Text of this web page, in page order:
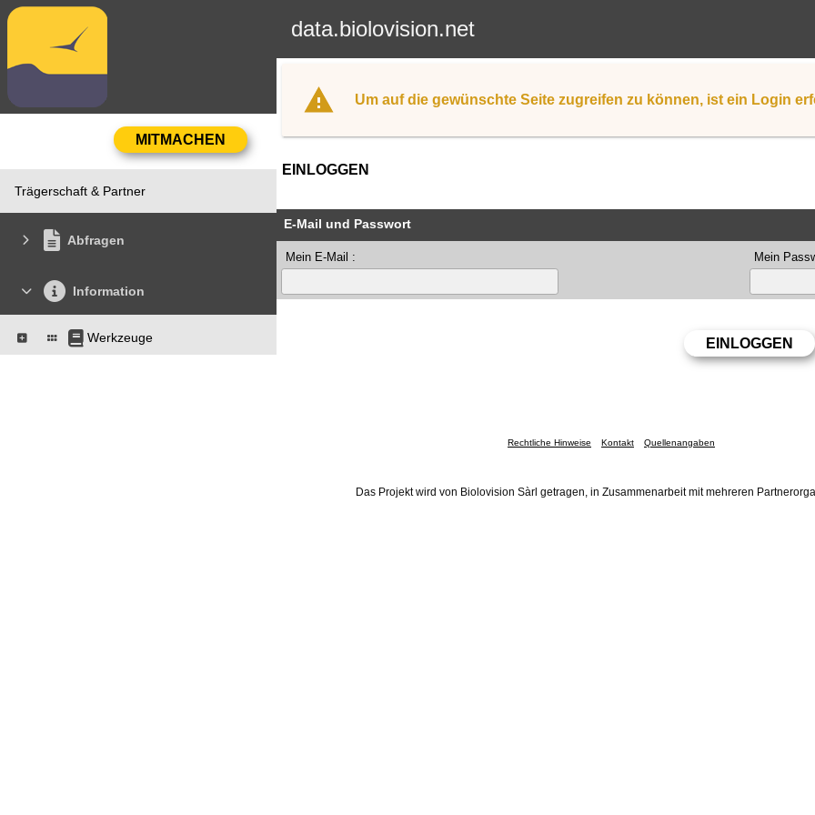
data.biolovision.net
Trägerschaft & Partner
Abfragen
Information
Werkzeuge
Um auf die gewünschte Seite zugreifen zu können, ist ein Login
EINLOGGEN
E-Mail und Passwort
Mein E-Mail : Mein
Rechtliche Hinweise Kontakt Quellenangaben
Das Projekt wird von Biolovision Sàrl getragen, in Zusammenarbeit mit mehreren